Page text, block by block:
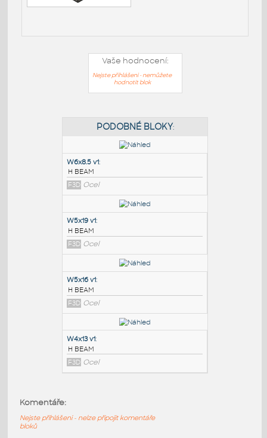
Vaše hodnocení:
Nejste přihlášeni - nemůžete
hodnotit blok
PODOBNÉ BLOKY
W6x8.5 v1
F3D Ocel
H BEAM
F3D
F3D Ocel
Komentáře:
Nejste přihlášeni - nelze připojit komentáře
bloků